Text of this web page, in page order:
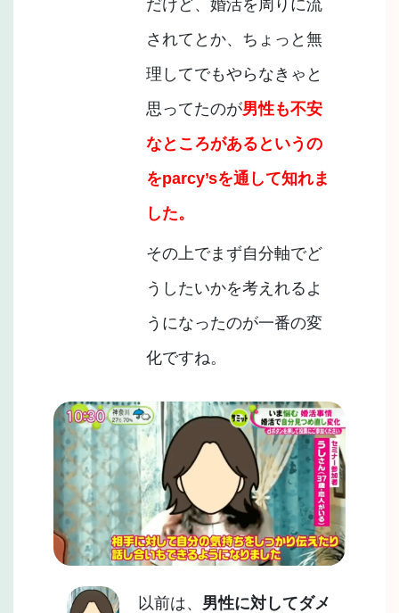
だけど、婚活を周りに流
されてとか、ちょっと無
理してでもやらなきゃと
思ってたのが男性も不安
なところがあるというの
をparcy’sを通して知れま
した。
その上でまず自分軸でど
うしたいかを考えれるよ
うになったのが一番の変
化ですね。
以前は、 男性に対してダメ